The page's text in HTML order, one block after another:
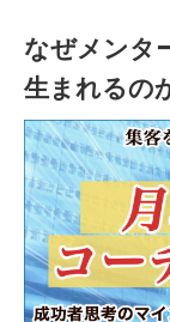
なぜメンタ
生まれるの